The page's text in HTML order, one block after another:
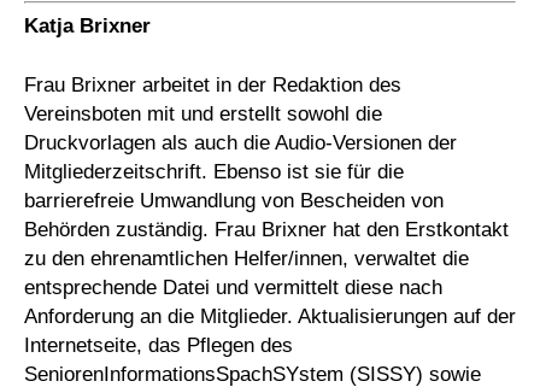
Katja Brixner
Frau Brixner arbeitet in der Redaktion des
Vereinsboten mit und erstellt sowohl die
Druckvorlagen als auch die Audio-Versionen der
Mitgliederzeitschrift. Ebenso ist sie für die
barrierefreie Umwandlung von Bescheiden von
Behörden zuständig. Frau Brixner hat den Erstkontakt
zu den ehrenamtlichen Helfer/innen, verwaltet die
entsprechende Datei und vermittelt diese nach
Anforderung an die Mitglieder. Aktualisierungen auf der
Internetseite, das Pflegen des
SeniorenInformationsSpachSYstem (SISSY) sowie